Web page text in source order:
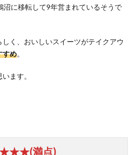
に移転して9年営まれているそうで
く、おいしいスイーツがテイクアウ
すめ。
ます。
満点)